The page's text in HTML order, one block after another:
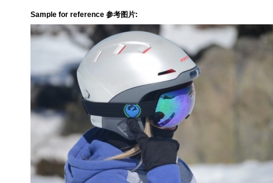
Sample for reference 参考图片: